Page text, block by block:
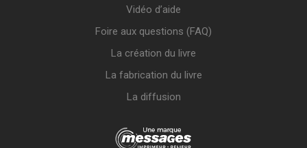
Vidéo d’aide
Foire aux questions (FAQ)
La création du livre
La fabrication du livre
La diffusion